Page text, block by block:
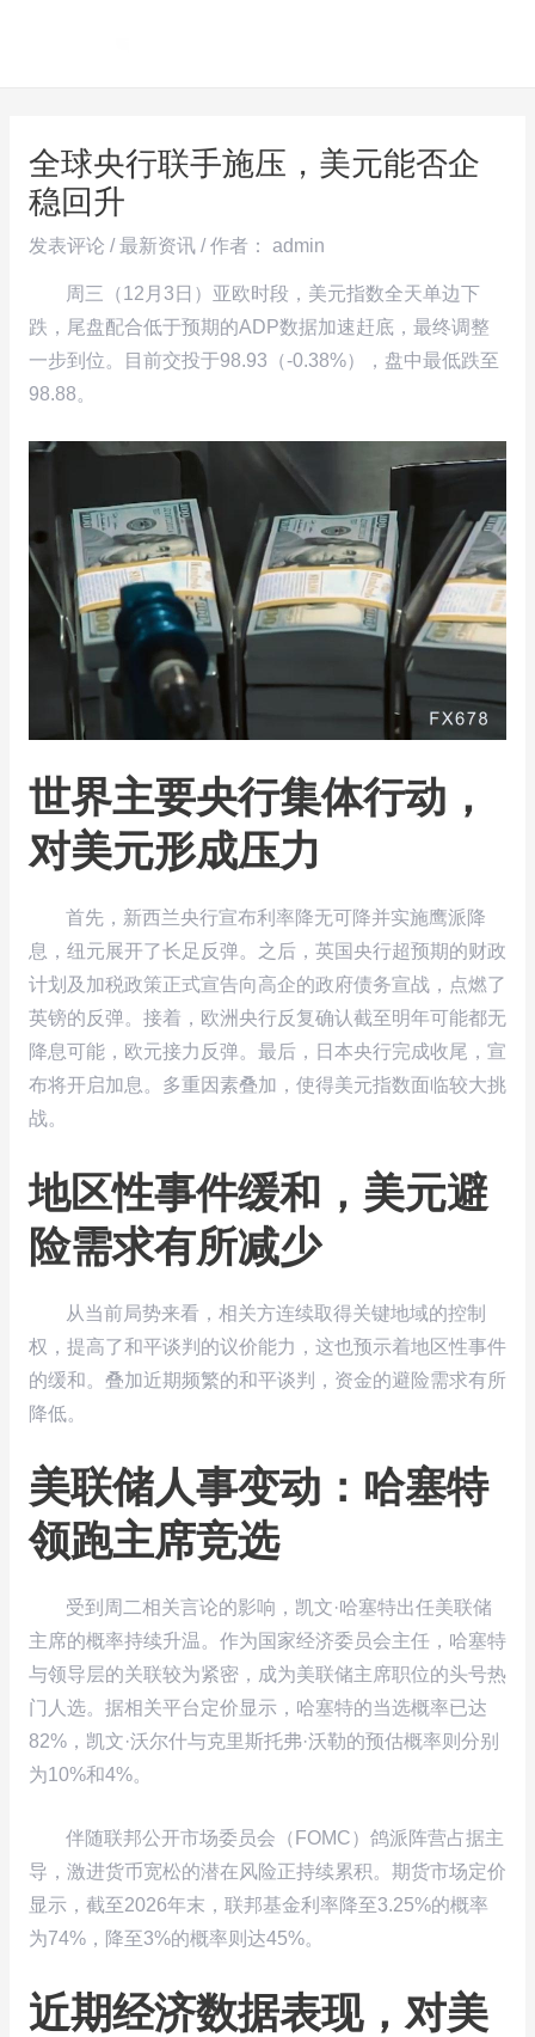
全球央行联手施压，美元能否企
稳回升
发表评论 /最新资讯/ 作者： admin
周三（12月3日）亚欧时段，美元指数全天单边下
跌，尾盘配合低于预期的ADP数据加速赶底，最终调整
一步到位。目前交投于98.93（-0.38%），盘中最低跌至
98.88。
世界主要央行集体行动，
对美元形成压力
首先，新西兰央行宣布利率降无可降并实施鹰派降
息，纽元展开了长足反弹。之后，英国央行超预期的财政
计划及加税政策正式宣告向高企的政府债务宣战，点燃了
英镑的反弹。接着，欧洲央行反复确认截至明年可能都无
降息可能，欧元接力反弹。最后，日本央行完成收尾，宣
布将开启加息。多重因素叠加，使得美元指数面临较大挑
战。
地区性事件缓和，美元避
险需求有所减少
从当前局势来看，相关方连续取得关键地域的控制
权，提高了和平谈判的议价能力，这也预示着地区性事件
的缓和。叠加近期频繁的和平谈判，资金的避险需求有所
降低。
美联储人事变动：哈塞特
领跑主席竞选
受到周二相关言论的影响，凯文·哈塞特出任美联储
主席的概率持续升温。作为国家经济委员会主任，哈塞特
与领导层的关联较为紧密，成为美联储主席职位的头号热
门人选。据相关平台定价显示，哈塞特的当选概率已达
82%，凯文·沃尔什与克里斯托弗·沃勒的预估概率则分别
为10%和4%。
伴随联邦公开市场委员会（FOMC）鸽派阵营占据主
导，激进货币宽松的潜在风险正持续累积。期货市场定价
显示，截至2026年末，联邦基金利率降至3.25%的概率
为74%，降至3%的概率则达45%。
近期经济数据表现，对美